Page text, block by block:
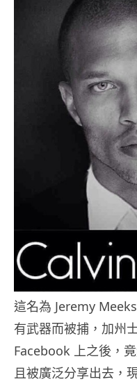
這名為 Jeremy
有武器而被捕，加州
Facebook 上之後，
且被廣泛分享出去，